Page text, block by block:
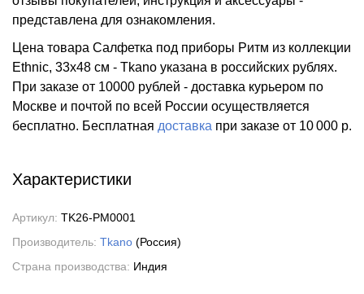
представлена для ознакомления.
Цена товара Салфетка под приборы Ритм из коллекции
Ethnic, 33х48 см - Tkano указана в российских рублях.
При заказе от 10000 рублей - доставка курьером по
Москве и почтой по всей России осуществляется
бесплатно. Бесплатная доставка при заказе от 10 000 р.
Характеристики
Артикул: TK26-PM0001
Производитель: Tkano (Россия)
Страна производства: Индия